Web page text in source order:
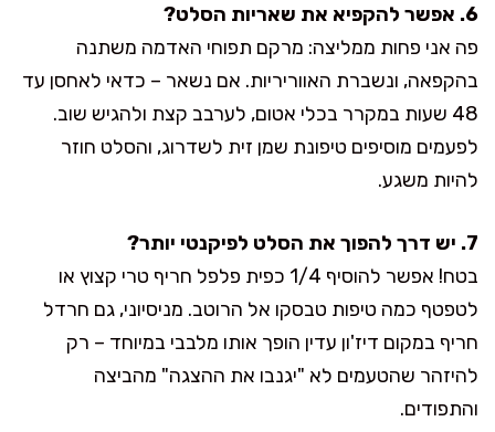
6. אפשר להקפיא את שאריות הסלט?
פה אני פחות ממליצה: מרקם תפוחי האדמה משתנה
בהקפאה, ונשברת האווריריות. אם נשאר – כדאי לאחסן עד
48 שעות במקרר בכלי אטום, לערבב קצת ולהגיש שוב.
לפעמים מוסיפים טיפונת שמן זית לשדרוג, והסלט חוזר
להיות משגע.
7. יש דרך להפוך את הסלט לפיקנטי יותר?
בטח! אפשר להוסיף 1/4 כפית פלפל חריף טרי קצוץ או
לטפטף כמה טיפות טבסקו אל הרוטב. מניסיוני, גם חרדל
חריף במקום דיז'ון עדין הופך אותו מלבבי במיוחד – רק
להיזהר שהטעמים לא "יגנבו את ההצגה" מהביצה
והתפודים.